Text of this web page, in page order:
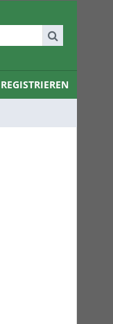
REGISTRIEREN